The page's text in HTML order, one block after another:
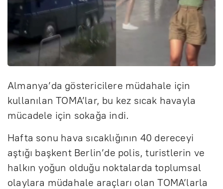
Almanya’da göstericilere müdahale için
kullanılan TOMA’lar, bu kez sıcak havayla
mücadele için sokağa indi.
Hafta sonu hava sıcaklığının 40 dereceyi
aştığı başkent Berlin’de polis, turistlerin ve
halkın yoğun olduğu noktalarda toplumsal
olaylara müdahale araçları olan TOMA’larla